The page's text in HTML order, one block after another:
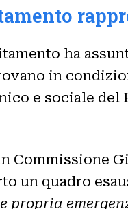
ha
in
e sociale
Commissione
un quadro
propria